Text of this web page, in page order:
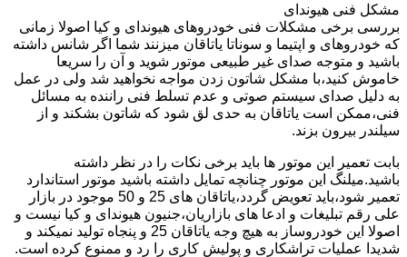
مشکل فنی هیوندای
بررسی برخی مشکلات فنی خودروهای هیوندای و کیا اصولا زمانی
که خودروهای و اپتیما و سوناتا یاتاقان میزنند شما اگر شانس داشته
باشید و متوجه صدای غیر طبیعی موتور شوید و آن را سریعا
خاموش کنید،با مشکل شاتون زدن مواجه نخواهید شد ولی در عمل
به دلیل صدای سیستم صوتی و عدم تسلط فنی راننده به مسائل
فنی،ممکن است یاتاقان به حدی لق شود که شاتون بشکند و از
سیلندر بیرون بزند.
بابت تعمیر این موتور ها باید برخی نکات را در نظر داشته
باشید.میلنگ این موتور چنانچه تمایل داشته باشید موتور استاندارد
تعمیر شود،باید تعویض گردد،یاتاقان های 25 و 50 موجود در بازار
علی رقم تبلیغات و ادعا های بازاریان،جنیون هیوندای و کیا نیست و
اصولا این خودروساز به هیچ وجه یاتاقان 25 و پنجاه تولید نمیکند و
شدیدا عملیات تراشکاری و پولیش کاری را رد و ممنوع کرده است.